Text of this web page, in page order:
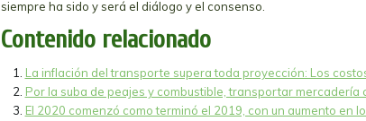
siempre ha sido y será el diálogo y el consenso.
Contenido relacionado
La inflación del transporte supera toda proyección: Los
Por la suba de peajes y combustible, transportar mercadería
El 2020 comenzó como terminó el 2019, con un aumento en